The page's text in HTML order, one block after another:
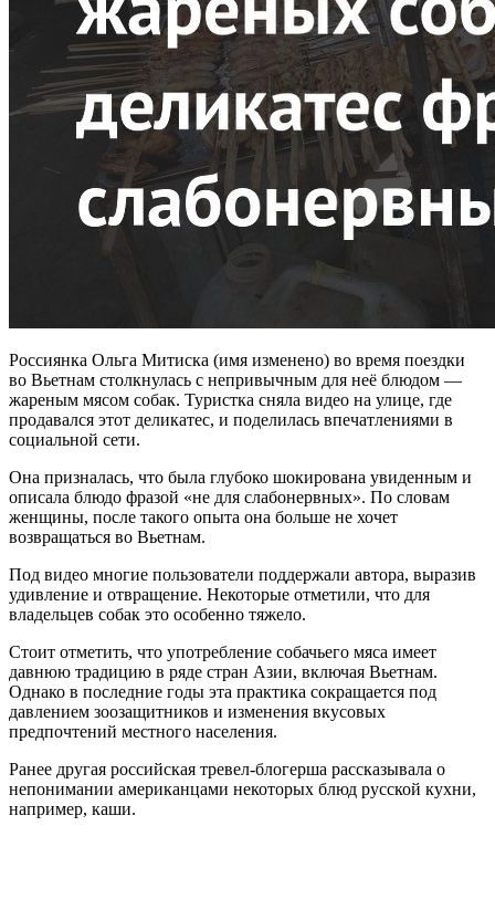
Россиянка Ольга Митиска (имя изменено) во время поездки
во Вьетнам столкнулась с непривычным для неё блюдом —
жареным мясом собак. Туристка сняла видео на улице, где
продавался этот деликатес, и поделилась впечатлениями в
социальной сети.
Она призналась, что была глубоко шокирована увиденным и
описала блюдо фразой «не для слабонервных». По словам
женщины, после такого опыта она больше не хочет
возвращаться во Вьетнам.
Под видео многие пользователи поддержали автора, выразив
удивление и отвращение. Некоторые отметили, что для
владельцев собак это особенно тяжело.
Стоит отметить, что употребление собачьего мяса имеет
давнюю традицию в ряде стран Азии, включая Вьетнам.
Однако в последние годы эта практика сокращается под
давлением зоозащитников и изменения вкусовых
предпочтений местного населения.
Ранее другая российская тревел-блогерша рассказывала о
непонимании американцами некоторых блюд русской кухни,
например, каши.